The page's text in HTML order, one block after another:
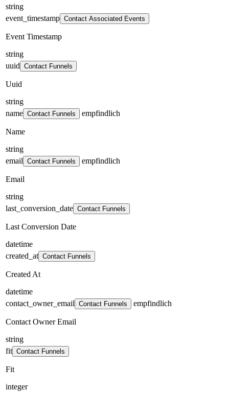
string
event_timestamp Contact Associated Events
Event Timestamp
string
uuid Contact Funnels
Uuid
string
name Contact Funnels empfindlich
Name
string
email Contact Funnels empfindlich
Email
string
last_conversion_date Contact Funnels
Last Conversion Date
datetime
created_at Contact Funnels
Created At
datetime
contact_owner_email Contact Funnels empfindlich
Contact Owner Email
string
fit Contact Funnels
Fit
integer